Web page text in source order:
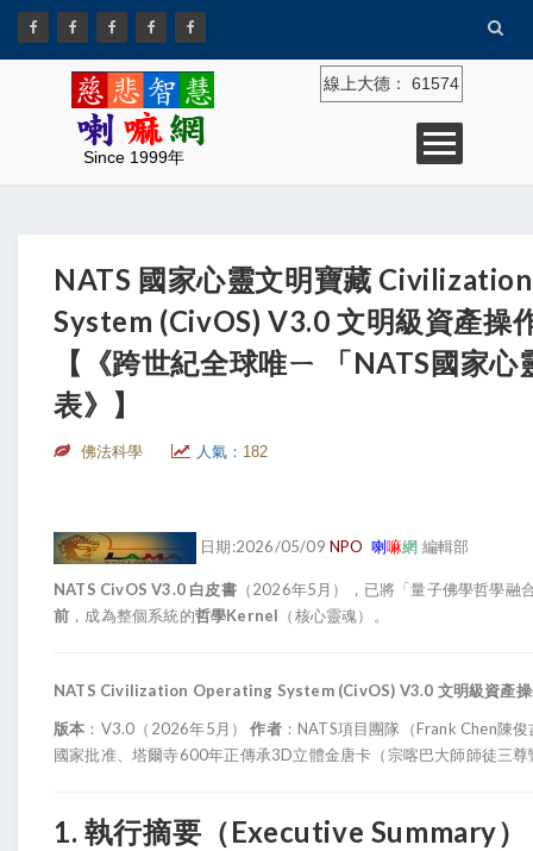
Since 1999年
線上大德： 61574
NATS 國家心靈文明寶藏
System (CivOS) V3.0 文明級資產操
【《跨世紀全球唯ㄧ 「NATS國家
表》】
佛法科學 人氣： 182
日期:2026/05/09 NPO 喇嘛網 編輯部
NATS CivOS V3.0 白皮書（2026年5月），已將「量子佛學哲學融
前 ，成為整個系統的哲學Kernel （核心靈魂）。
NATS Civilization Operating System (CivOS) V3.0 文明級資產
版本 ：V3.0（2026年5月） 作者：NATS項目團隊（Frank Chen陳
國家批准、塔爾寺600年正傳承3D立體金唐卡（宗喀巴大師師徒三尊
1. 執行摘要（Executive Summary）